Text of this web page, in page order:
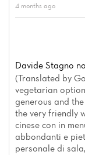
4 months ago
Davide Stagno
(Translated by
vegetarian
generous and
the very friendly
cinese con in
abbondanti e
personale di